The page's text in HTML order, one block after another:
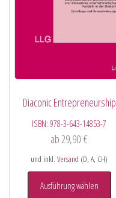
Diaconic Entrepreneurship
ISBN:978-3-643-14853-7
ab29,90€
und inkl.Versand (D, A, CH)
Ausführung wählen